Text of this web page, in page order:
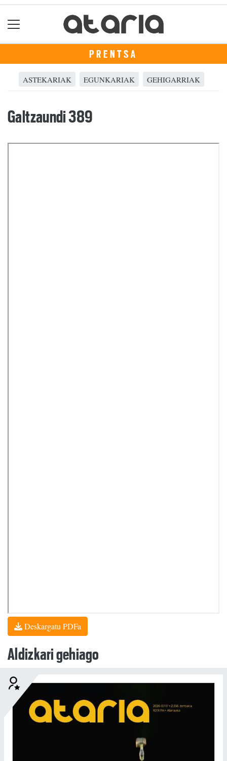
PRENTSA
ASTEKARIAK EGUNKARIAK GEHIGARRIAK
Galtzaundi 389
Deskargatu PDFa
Aldizkari gehiago